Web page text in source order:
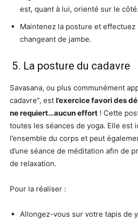
est, quant à lui, orienté sur le côté.
Maintenez la posture et effectuez
changeant de jambe.
5. La posture du cadavre
Savasana, ou plus communément
cadavre”, est l’exercice favori des
ne requiert…aucun effort ! Cette
toutes les séances de yoga. Elle est
l’ensemble du corps et peut
d’une séance de méditation afin de
de relaxation.
Pour la réaliser :
Allongez-vous sur votre tapis de